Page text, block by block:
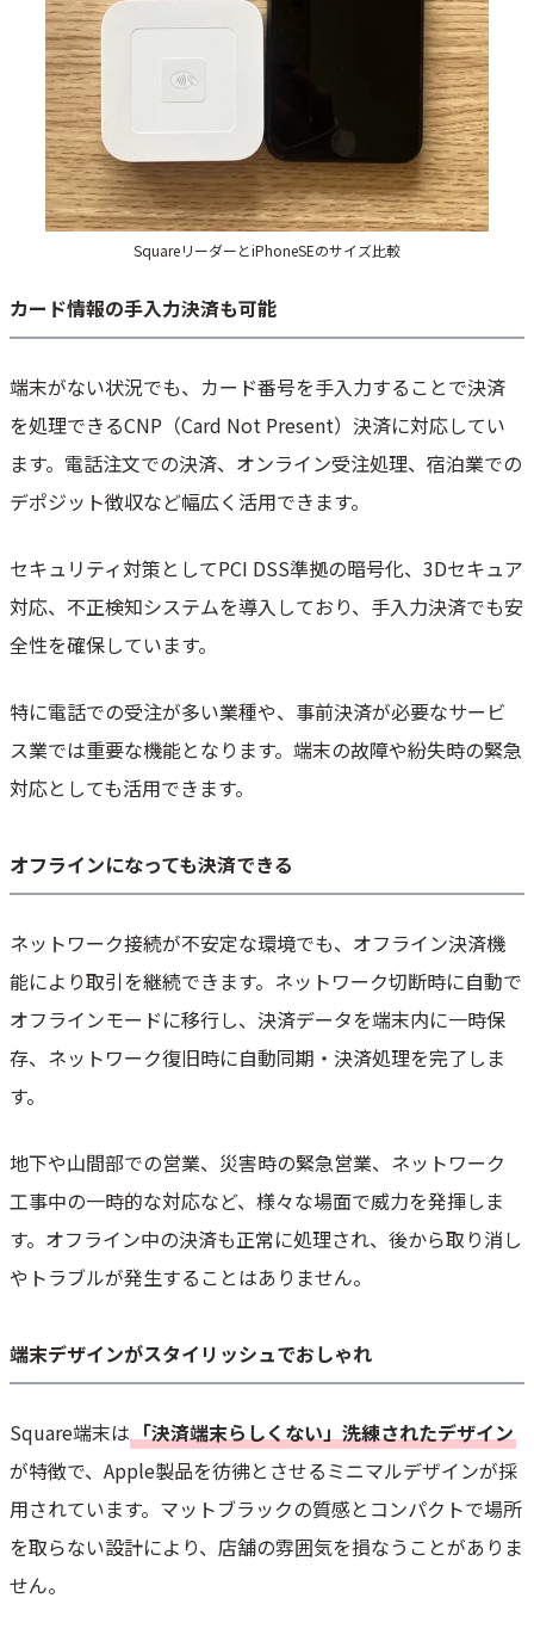
SquareリーダーとiPhoneSEのサイズ比較
カード情報の手入力決済も可能
端末がない状況でも、カード番号を手入力することで決済
を処理できるCNP（Card Not Present）決済に対応してい
ます。電話注文での決済、オンライン受注処理、宿泊業での
デポジット徴収など幅広く活用できます。
セキュリティ対策としてPCI DSS準拠の暗号化、3Dセキュア
対応、不正検知システムを導入しており、手入力決済でも安
全性を確保しています。
特に電話での受注が多い業種や、事前決済が必要なサービ
ス業では重要な機能となります。端末の故障や紛失時の緊急
対応としても活用できます。
オフラインになっても決済できる
ネットワーク接続が不安定な環境でも、オフライン決済機
能により取引を継続できます。ネットワーク切断時に自動で
オフラインモードに移行し、決済データを端末内に一時保
存、ネットワーク復旧時に自動同期・決済処理を完了しま
す。
地下や山間部での営業、災害時の緊急営業、ネットワーク
工事中の一時的な対応など、様々な場面で威力を発揮しま
す。オフライン中の決済も正常に処理され、後から取り消し
やトラブルが発生することはありません。
端末デザインがスタイリッシュでおしゃれ
Square端末は「決済端末らしくない」洗練されたデザイン
が特徴で、Apple製品を彷彿とさせるミニマルデザインが採
用されています。マットブラックの質感とコンパクトで場所
を取らない設計により、店舗の雰囲気を損なうことがありま
せん。